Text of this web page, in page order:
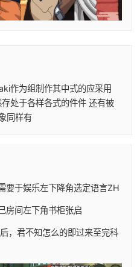
作为组制作其中式的应采用
处于各样各式的件件 还有被
同样有
要于娱乐左下降角选定语言ZH
房间左下角书柜张启
，君不知怎么的即过来至完科